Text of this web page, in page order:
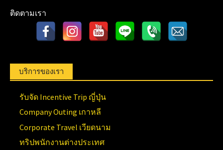
ติดตามเรา
บริการของเรา
รับจัด Incentive Trip ญี่ปุ่น
Company Outing เกาหลี
Corporate Travel เวียดนาม
ทริปพนักงานต่างประเทศ